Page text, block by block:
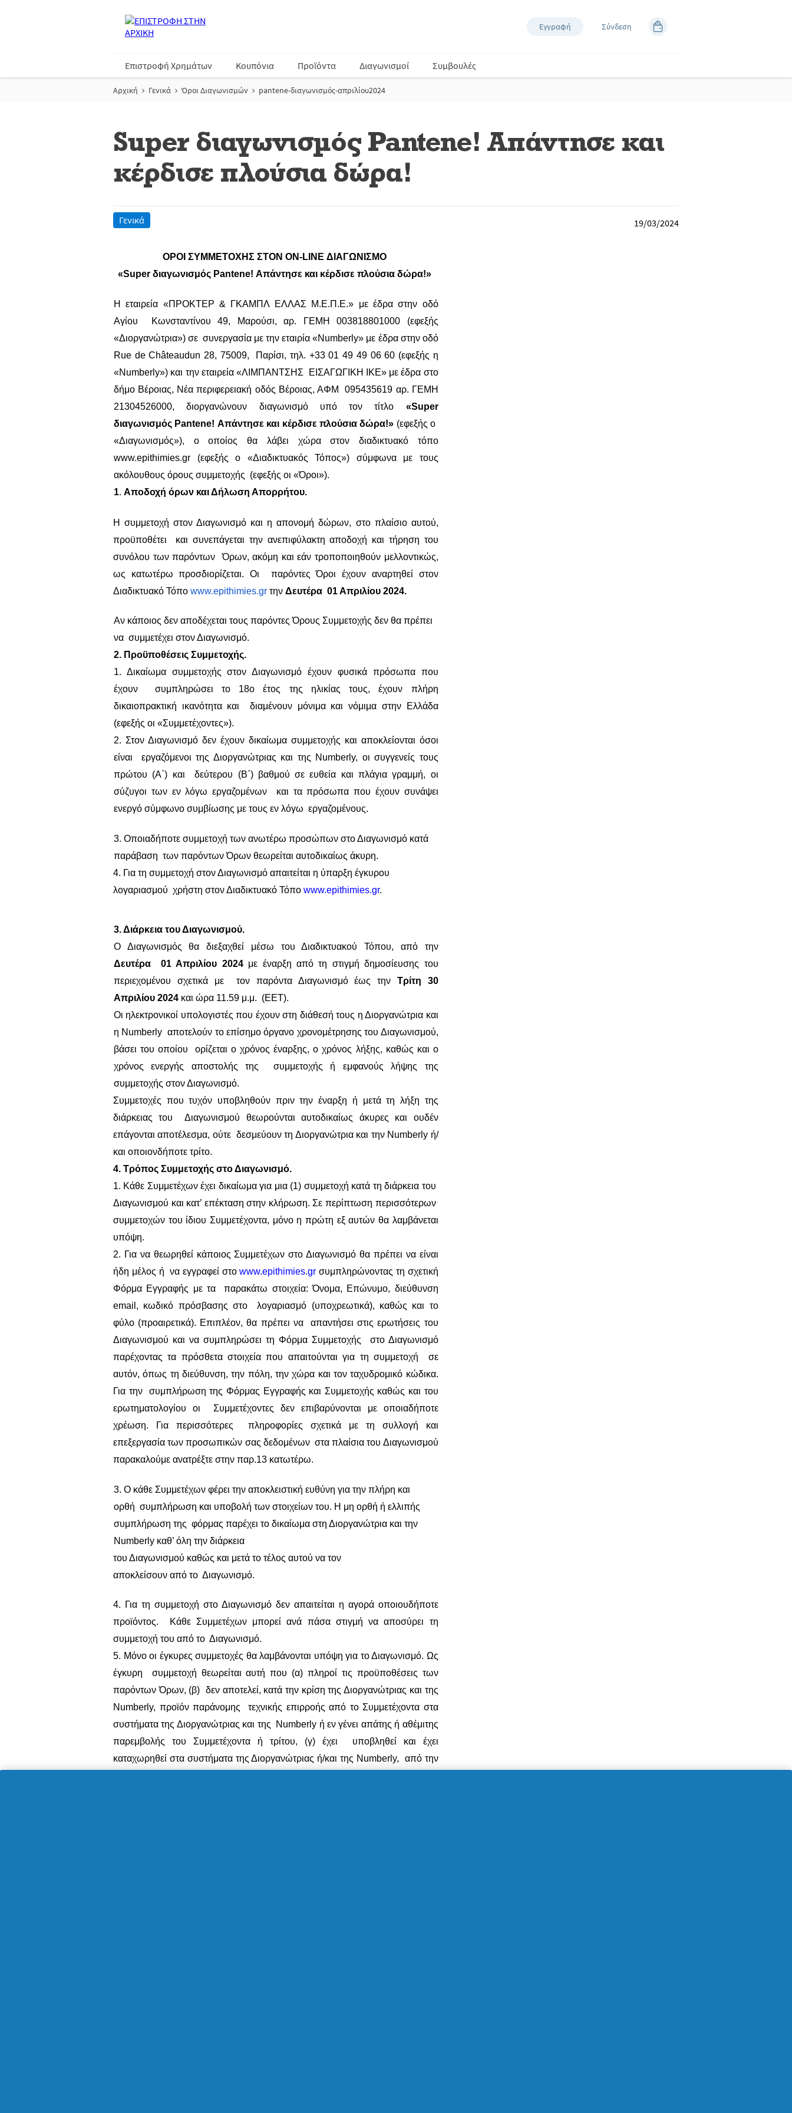
Εγγραφή Σύνδεση
Επιστροφή Χρημάτων Κουπόνια Προϊόντα Διαγωνισμοί Συμβουλές
Αρχική Γενικά Όροι Διαγωνισμών pantene-διαγωνισμός-απριλίου2024
Super διαγωνισμός Pantene! Απάντησε και
κέρδισε πλούσια δώρα!
Γενικά 19/03/2024
ΟΡΟΙ ΣΥΜΜΕΤΟΧΗΣ ΣΤΟΝ ON-LINE ΔΙΑΓΩΝΙΣΜΟ
«Super διαγωνισμός Pantene! Απάντησε και κέρδισε πλούσια δώρα!»
Η εταιρεία «ΠΡΟΚΤΕΡ & ΓΚΑΜΠΛ ΕΛΛΑΣ M.Ε.Π.Ε.» με έδρα στην οδό
Αγίου Κωνσταντίνου 49, Μαρούσι,αρ. ΓΕΜΗ 003818801000 (εφεξής
«Διοργανώτρια») σε συνεργασία με την εταιρία «Numberly» με έδρα στην οδό
Rue de Châteaudun 28, 75009, Παρίσι, τηλ. +33 01 49 49 06 60 (εφεξής η
«Numberly») και την εταιρεία «ΛΙΜΠΑΝΤΣΗΣ ΕΙΣΑΓΩΓΙΚΗ ΙΚΕ» με έδρα στο
δήμο Βέροιας, Νέα περιφερειακή οδός Βέροιας, ΑΦΜ 095435619 αρ. ΓΕΜΗ
21304526000, διοργανώνουν διαγωνισμό υπό τον τίτλο «Super
διαγωνισμός Pantene! Απάντησε και κέρδισε πλούσια δώρα!» (εφεξής ο
«Διαγωνισμός»), ο οποίος θα λάβει χώρα στον διαδικτυακό τόπο
www.epithimies.gr (εφεξής ο «Διαδικτυακός Τόπος») σύμφωνα με τους
ακόλουθους όρους συμμετοχής (εφεξής οι «Όροι»).
1. Αποδοχή όρων και Δήλωση Απορρήτου.
Η συμμετοχή στον Διαγωνισμό και η απονομή δώρων, στο πλαίσιο αυτού,
προϋποθέτει και συνεπάγεται την ανεπιφύλακτη αποδοχή και τήρηση του
συνόλου των παρόντων Όρων, ακόμη και εάν τροποποιηθούν μελλοντικώς,
ως κατωτέρω προσδιορίζεται. Οι παρόντες Όροι έχουν αναρτηθεί στον
Διαδικτυακό Τόπο www.epithimies.gr την Δευτέρα 01Απριλίου 2024.
Αν κάποιος δεν αποδέχεται τους παρόντες Όρους Συμμετοχής δεν θα πρέπει
να συμμετέχει στον Διαγωνισμό.
2. Προϋποθέσεις Συμμετοχής.
1. Δικαίωμα συμμετοχής στον Διαγωνισμό έχουν φυσικά πρόσωπα που
έχουν συμπληρώσει το 18ο έτος της ηλικίας τους, έχουν πλήρη
δικαιοπρακτική ικανότητα και διαμένουν μόνιμα και νόμιμα στην Ελλάδα
(εφεξής οι «Συμμετέχοντες»).
2. Στον Διαγωνισμό δεν έχουν δικαίωμα συμμετοχής και αποκλείονται όσοι
είναι εργαζόμενοι της Διοργανώτριας και της Numberly, οι συγγενείς τους
πρώτου (Α΄) και δεύτερου (Β΄) βαθμού σε ευθεία και πλάγια γραμμή, οι
σύζυγοι των εν λόγω εργαζομένων και τα πρόσωπα που έχουν συνάψει
ενεργό σύμφωνο συμβίωσης με τους εν λόγω εργαζομένους.
3. Οποιαδήποτε συμμετοχή των ανωτέρω προσώπων στο Διαγωνισμό κατά
παράβαση των παρόντων Όρων θεωρείται αυτοδικαίως άκυρη.
4. Για τη συμμετοχή στον Διαγωνισμό απαιτείται η ύπαρξη έγκυρου
λογαριασμού χρήστη στον Διαδικτυακό Τόπο www.epithimies.gr.
3. Διάρκεια του Διαγωνισμού.
Ο Διαγωνισμός θα διεξαχθεί μέσω του Διαδικτυακού Τόπου, από την
Δευτέρα 01 Απριλίου 2024 με έναρξη από τη στιγμή δημοσίευσης του
περιεχομένου σχετικά με τον παρόντα Διαγωνισμό έως την Τρίτη 30
Απριλίου 2024 και ώρα 11.59 μ.μ. (EET).
Οι ηλεκτρονικοί υπολογιστές που έχουν στη διάθεσή τους η Διοργανώτρια και
η Numberly αποτελούν το επίσημο όργανο χρονομέτρησης του Διαγωνισμού,
βάσει του οποίου ορίζεται ο χρόνος έναρξης, ο χρόνος λήξης, καθώς και ο
χρόνος ενεργής αποστολής της συμμετοχής ή εμφανούς λήψης της
συμμετοχής στον Διαγωνισμό.
Συμμετοχές που τυχόν υποβληθούν πριν την έναρξη ή μετά τη λήξη της
διάρκειας του Διαγωνισμού θεωρούνται αυτοδικαίως άκυρες και ουδέν
επάγονται αποτέλεσμα, ούτε δεσμεύουν τη Διοργανώτρια και την Numberly ή/
και οποιονδήποτε τρίτο.
4. Τρόπος Συμμετοχής στο Διαγωνισμό.
1. Κάθε Συμμετέχων έχει δικαίωμα για μια (1) συμμετοχή κατά τη διάρκεια του
Διαγωνισμού και κατ’ επέκταση στην κλήρωση. Σε περίπτωση περισσότερων
συμμετοχών του ίδιου Συμμετέχοντα, μόνο η πρώτη εξ αυτών θα λαμβάνεται
υπόψη.
2. Για να θεωρηθεί κάποιος Συμμετέχων στο Διαγωνισμό θα πρέπει να είναι
ήδη μέλος ή να εγγραφεί στοwww.epithimies.gr συμπληρώνοντας τη σχετική
Φόρμα Εγγραφής με τα παρακάτω στοιχεία: Όνομα, Επώνυμο, διεύθυνση
email , κωδικό πρόσβασης στο λογαριασμό (υποχρεωτικά), καθώς και το
φύλο (προαιρετικά). Επιπλέον, θα πρέπει να απαντήσει στις ερωτήσεις του
Διαγωνισμού και να συμπληρώσει τη Φόρμα Συμμετοχής στο Διαγωνισμό
παρέχοντας τα πρόσθετα στοιχεία που απαιτούνται για τη συμμετοχή σε
αυτόν, όπως τη διεύθυνση, την πόλη, την χώρα και τον ταχυδρομικό κώδικα.
Για την συμπλήρωση της Φόρμας Εγγραφής και Συμμετοχής καθώς και του
ερωτηματολογίου οι Συμμετέχοντες δεν επιβαρύνονται με οποιαδήποτε
χρέωση. Για περισσότερες πληροφορίες σχετικά με τη συλλογή και
επεξεργασία των προσωπικών σας δεδομένων στα πλαίσια του Διαγωνισμού
παρακαλούμε ανατρέξτε στην παρ.13 κατωτέρω.
3. Ο κάθε Συμμετέχων φέρει την αποκλειστική ευθύνη για την πλήρη και
ορθή συμπλήρωση και υποβολή των στοιχείων του. Η μη ορθή ή ελλιπής
συμπλήρωση της φόρμας παρέχει το δικαίωμα στη Διοργανώτρια και την
Numberly καθ’ όλη την διάρκεια
του Διαγωνισμού καθώς και μετά το τέλος αυτού να τον
αποκλείσουν από το Διαγωνισμό.
4. Για τη συμμετοχή στο Διαγωνισμό δεν απαιτείται η αγορά οποιουδήποτε
προϊόντος. Κάθε Συμμετέχων μπορεί ανά πάσα στιγμή να αποσύρει τη
συμμετοχή του από το Διαγωνισμό.
5. Μόνο οι έγκυρες συμμετοχές θα λαμβάνονται υπόψη για το Διαγωνισμό. Ως
έγκυρη συμμετοχή θεωρείται αυτή που (α) πληροί τις προϋποθέσεις των
παρόντων Όρων, (β) δεν αποτελεί, κατά την κρίση της Διοργανώτριας και της
Numberly, προϊόν παράνομης τεχνικής επιρροής από το Συμμετέχοντα στα
συστήματα της Διοργανώτριας και της Numberly ή εν γένει απάτης ή αθέμιτης
παρεμβολής του Συμμετέχοντα ή τρίτου, (γ) έχει υποβληθεί και έχει
καταχωρηθεί στα συστήματα της Διοργανώτριας ή/και της Numberly, από την